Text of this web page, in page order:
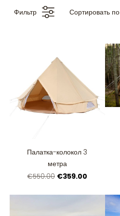
Фильтр
Сортировать по
Палатка-колокол 3
метра
€550.00 €359.00